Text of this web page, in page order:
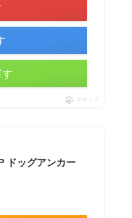
ポチップ
ドッグアンカー